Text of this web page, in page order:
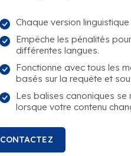
Chaque version
Empêche les pénalités
différentes langues.
Fonctionne avec tous les
basés sur la requête et
Les balises canoniques
lorsque votre contenu
CONTACTEZ